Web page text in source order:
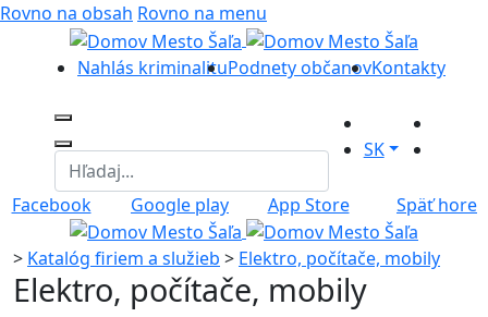
Rovno na obsah Rovno na menu
Nahlás kriminalituPodnety občanovKontakty
SK
Facebook Google play App Store Späť hore
> Katalóg firiem a služieb > Elektro, počítače, mobily
Elektro, počítače, mobily